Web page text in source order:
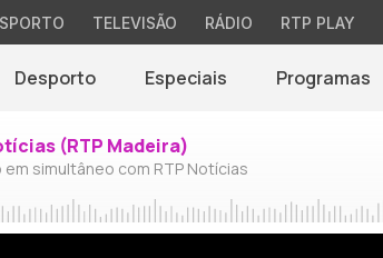
TELEVISÃO RÁDIO RTP PLAY
Desporto Especiais Programas
(RTP Madeira)
em simultâneo com RTP Notícias